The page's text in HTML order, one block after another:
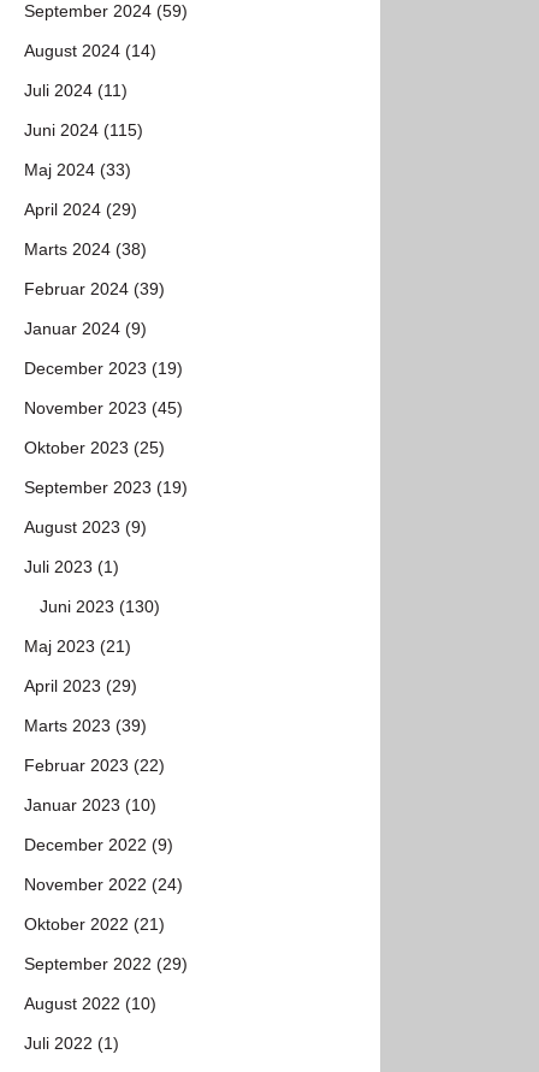
September 2024 (59)
August 2024 (14)
Juli 2024 (11)
Juni 2024 (115)
Maj 2024 (33)
April 2024 (29)
Marts 2024 (38)
Februar 2024 (39)
Januar 2024 (9)
December 2023 (19)
November 2023 (45)
Oktober 2023 (25)
September 2023 (19)
August 2023 (9)
Juli 2023 (1)
Juni 2023 (130)
Maj 2023 (21)
April 2023 (29)
Marts 2023 (39)
Februar 2023 (22)
Januar 2023 (10)
December 2022 (9)
November 2022 (24)
Oktober 2022 (21)
September 2022 (29)
August 2022 (10)
Juli 2022 (1)